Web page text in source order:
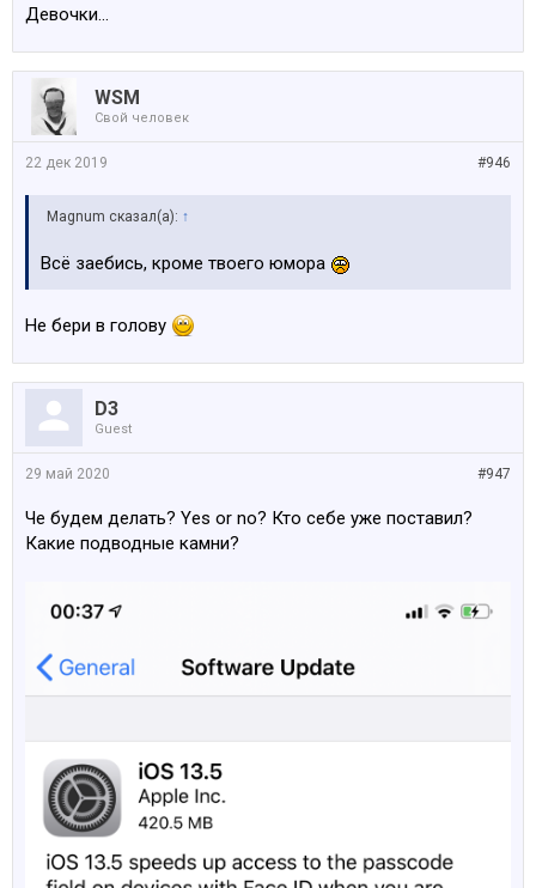
Девочки...
WSM
Свой человек
#946
22 дек 2019
Magnum сказал(а): ↑
Всё заебись, кроме твоего юмора
Не бери в голову
D3
Guest
#947
29 май 2020
Че будем делать? Yes or no? Кто себе уже поставил?
Какие подводные камни?